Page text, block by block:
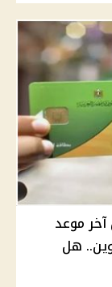
آخر موعد
هل